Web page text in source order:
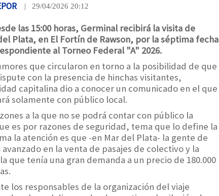
| 29/04/2026 20:12
las 15:00 horas, Germinal recibirá la visita de
Plata, en El Fortín de Rawson, por la séptima fecha
al Torneo Federal "A" 2026.
que circularon en torno a la posibilidad de que
con la presencia de hinchas visitantes,
capitalina dio a conocer un comunicado en el que
solamente con público local.
a la que no se podrá contar con público la
es por razones de seguridad, tema que lo define la
la atención es que -en Mar del Plata- la gente de
en la venta de pasajes de colectivo y la
que tenía una gran demanda a un precio de 180.000
los responsables de la organización del viaje